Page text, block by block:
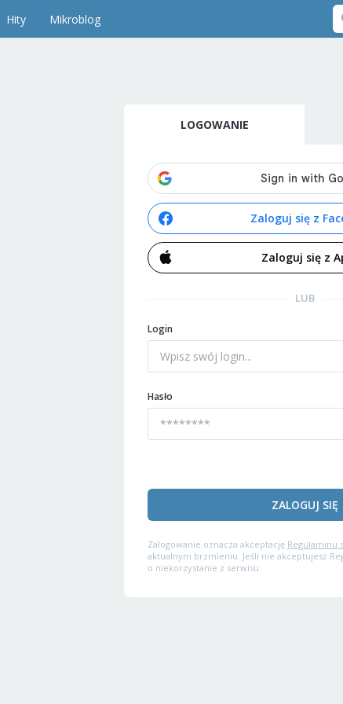
Hity Mikroblog
LOGOWANIE
Zaloguj się z
Zaloguj się z
LUB
Login
Hasło
ZALOGUJ SIĘ
Zalogowanie oznacza akceptację Regulaminu
aktualnym brzmieniu. Jeśli nie akceptujesz
o niekorzystanie z serwisu.